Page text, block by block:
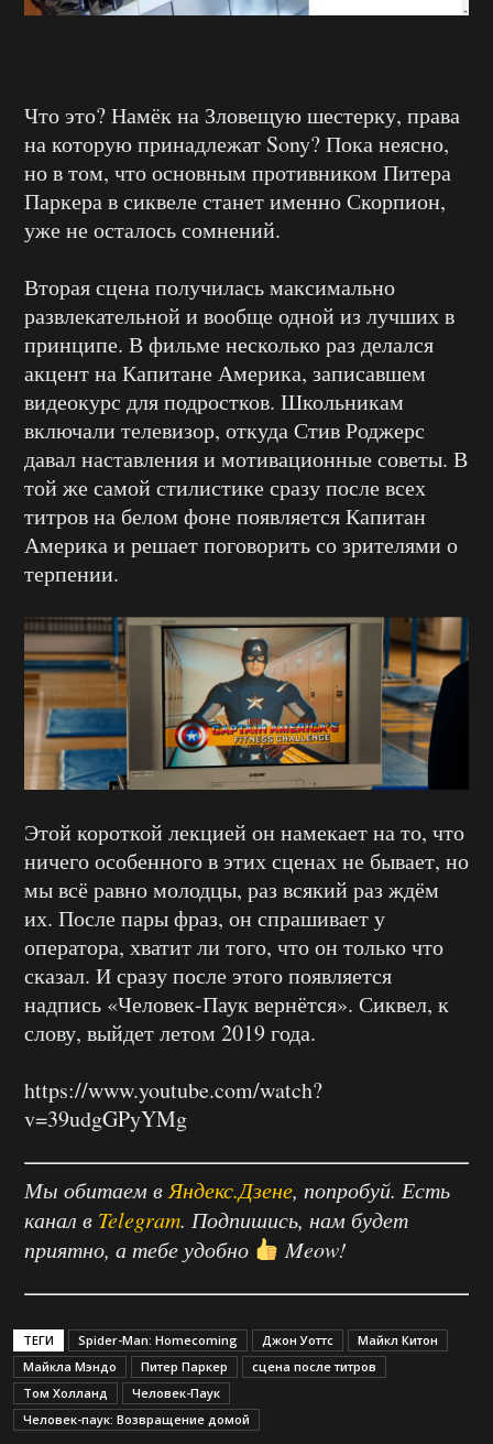
Что это? Намёк на Зловещую шестерку, права
на которую принадлежат Sony? Пока неясно,
но в том, что основным противником Питера
Паркера в сиквеле станет именно Скорпион,
уже не осталось сомнений.
Вторая сцена получилась максимально
развлекательной и вообще одной из лучших в
принципе. В фильме несколько раз делался
акцент на Капитане Америка, записавшем
видеокурс для подростков. Школьникам
включали телевизор, откуда Стив Роджерс
давал наставления и мотивационные советы. В
той же самой стилистике сразу после всех
титров на белом фоне появляется Капитан
Америка и решает поговорить со зрителями о
терпении.
Этой короткой лекцией он намекает на то, что
ничего особенного в этих сценах не бывает, но
мы всё равно молодцы, раз всякий раз ждём
их. После пары фраз, он спрашивает у
оператора, хватит ли того, что он только что
сказал. И сразу после этого появляется
надпись «Человек-Паук вернётся». Сиквел, к
слову, выйдет летом 2019 года.
https://www.youtube.com/watch?
v=39udgGPyYMg
Мы обитаем вЯндекс.Дзене, попробуй. Есть
канал в Telegram. Подпишись, нам будет
приятно, а тебе удобно
Meow!
ТЕГИ Spider-Man: Homecoming Джон Уоттс
Майкл Китон
Майкла Мэндо
Питер Паркер
сцена после титров
Том Холланд
Человек-Паук
Человек-паук: Возвращение домой